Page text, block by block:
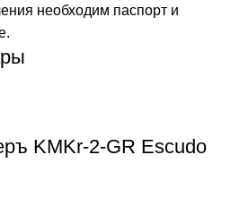
необходим паспорт и
KMKr-2-GR Escudo